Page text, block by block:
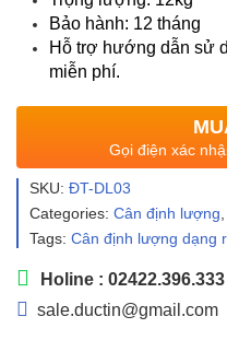
Bảo hành: 12 tháng
Hỗ trợ hướng dẫn sử
miễn phí.
Gọi điện xác
SKU: ĐT-DL03
Categories: Cân định lượng
Tags: Cân định lượng dạng
Holine : 02422.396.333
sale.ductin@gmail.com